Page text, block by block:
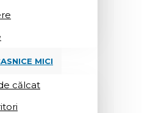
MICI
călcat